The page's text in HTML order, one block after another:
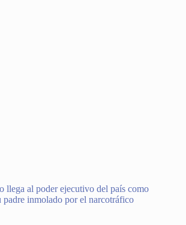
llega al poder ejecutivo del país como
padre inmolado por el narcotráfico